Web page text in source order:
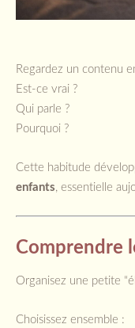
Regardez un contenu
Est-ce vrai ?
Qui parle ?
Pourquoi ?
Cette habitude
enfants, essentielle
Comprendre
Organisez une petite
Choisissez ensemble :